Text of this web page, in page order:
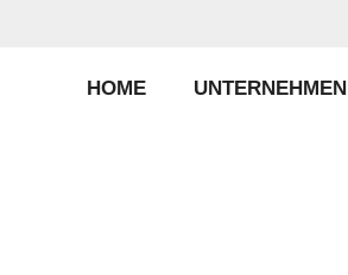
HOME UNTERNEHMEN